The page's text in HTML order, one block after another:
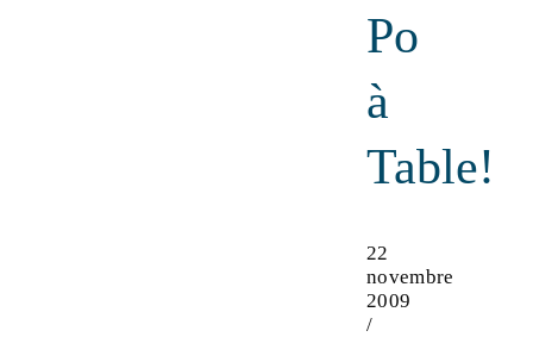
Po
à
Table!
22
novembre
2009
/